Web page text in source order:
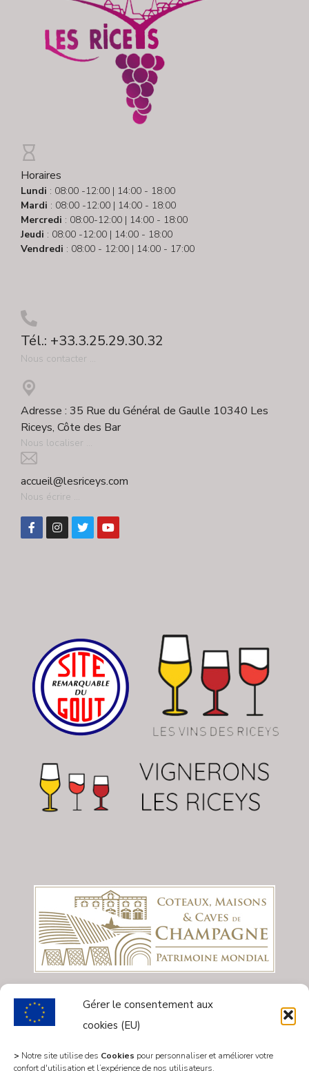
Gérer le consentement aux
cookies (EU)
> Notre site utilise des Cookies pour personnaliser et améliorer votre
confort d'utilisation et l’expérience de nos utilisateurs.
Horaires
Lundi : 08:00 -12:00 | 14:00 - 18:00
Mardi : 08:00 -12:00 | 14:00 - 18:00
Mercredi : 08:00-12:00 | 14:00 - 18:00
Jeudi : 08:00 -12:00 | 14:00 - 18:00
Vendredi : 08:00 - 12:00 | 14:00 - 17:00
Tél.: +33.3.25.29.30.32
Nous contacter ...
Adresse : 35 Rue du Général de Gaulle 10340 Les
Riceys, Côte des Bar
Nous localiser ...
accueil@lesriceys.com
Nous écrire ...